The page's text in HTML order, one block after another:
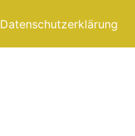
Datenschutzerklärung